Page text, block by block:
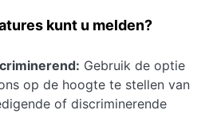
kunt u melden?
Gebruik de optie
op de hoogte te stellen van
of discriminerende